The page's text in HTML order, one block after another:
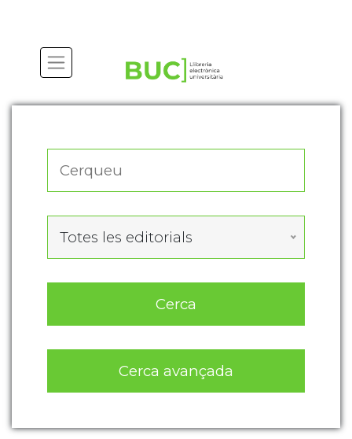
Totes les editorials
Cerca
Cerca avançada